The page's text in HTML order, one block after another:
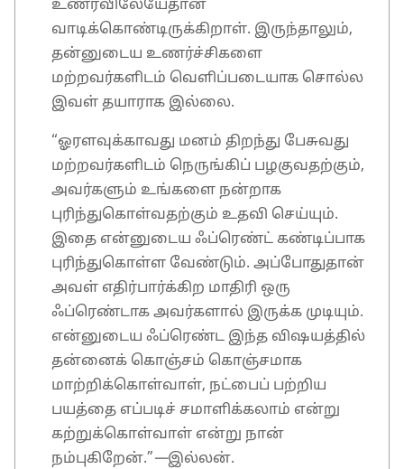
உணர்விலேயேதான்
வாடிக்கொண்டிருக்கிறாள். இருந்தாலும்,
தன்னுடைய உணர்ச்சிகளை
மற்றவர்களிடம் வெளிப்படையாக சொல்ல
இவள் தயாராக இல்லை.
“ஓரளவுக்காவது மனம் திறந்து பேசுவது
மற்றவர்களிடம் நெருங்கிப் பழகுவதற்கும்,
அவர்களும் உங்களை நன்றாக
புரிந்துகொள்வதற்கும் உதவி செய்யும்.
இதை என்னுடைய ஃப்ரெண்ட் கண்டிப்பாக
புரிந்துகொள்ள வேண்டும். அப்போதுதான்
அவள் எதிர்பார்க்கிற மாதிரி ஒரு
ஃப்ரெண்டாக அவர்களால் இருக்க முடியும்.
என்னுடைய ஃப்ரெண்ட இந்த விஷயத்தில்
தன்னைக் கொஞ்சம் கொஞ்சமாக
மாற்றிக்கொள்வாள், நட்பைப் பற்றிய
பயத்தை எப்படிச் சமாளிக்கலாம் என்று
கற்றுக்கொள்வாள் என்று நான்
நம்புகிறேன்.”—இல்லன்.